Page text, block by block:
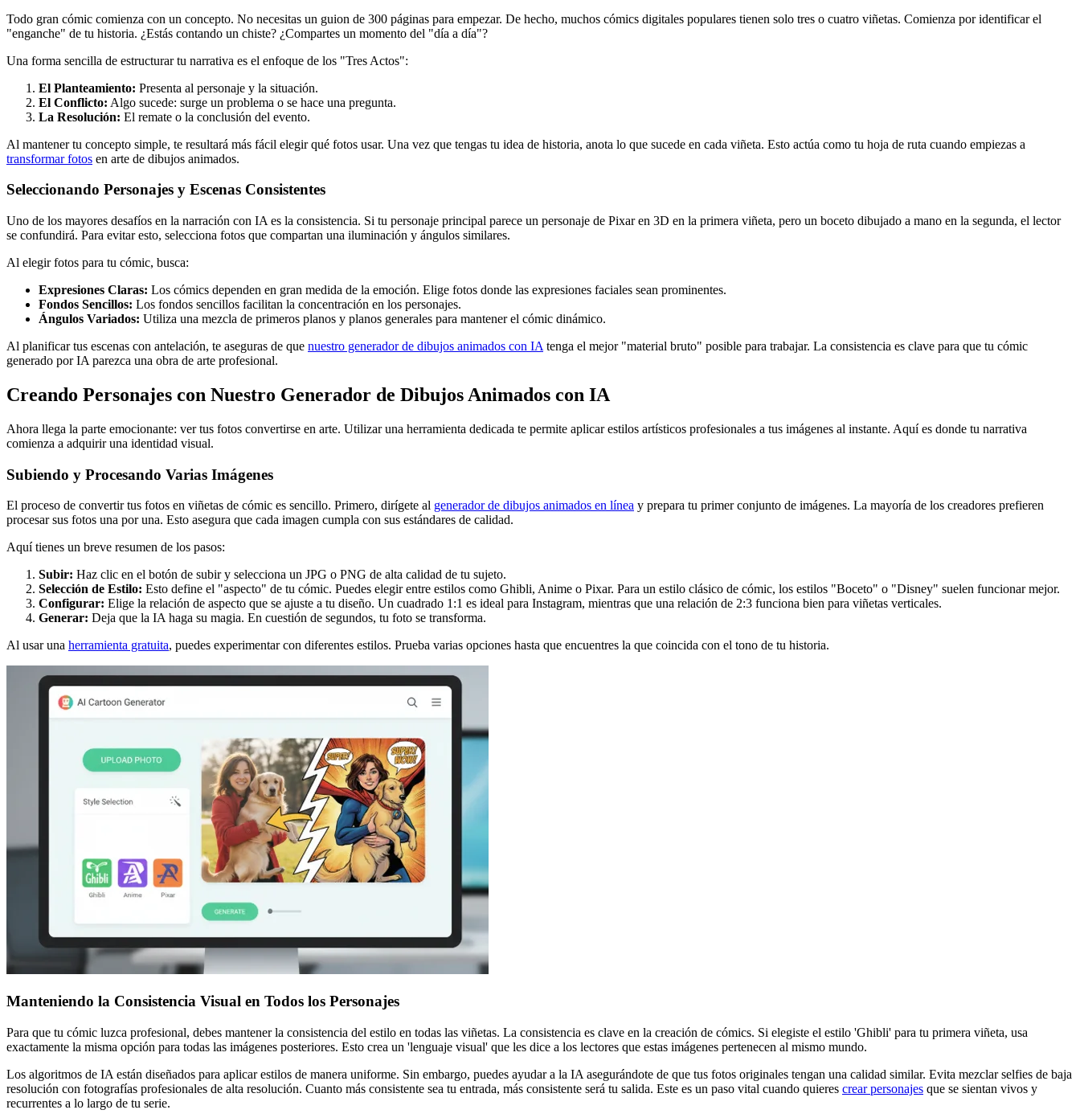
Todo gran cómic comienza con un concepto. No necesitas un guion de 300 páginas para empezar. De hecho, muchos cómics digitales populares tienen solo tres o cuatro viñetas. Comienza por identificar el
"enganche" de tu historia. ¿Estás contando un chiste? ¿Compartes un momento del "día a día"?
Una forma sencilla de estructurar tu narrativa es el enfoque de los "Tres Actos":
El Planteamiento: Presenta al personaje y la situación.
El Conflicto: Algo sucede: surge un problema o se hace una pregunta.
La Resolución: El remate o la conclusión del evento.
Al mantener tu concepto simple, te resultará más fácil elegir qué fotos usar. Una vez que tengas tu idea de historia, anota lo que sucede en cada viñeta. Esto actúa como tu hoja de ruta cuando empiezas a
transformar fotos en arte de dibujos animados.
Seleccionando Personajes y Escenas Consistentes
Uno de los mayores desafíos en la narración con IA es la consistencia. Si tu personaje principal parece un personaje de Pixar en 3D en la primera viñeta, pero un boceto dibujado a mano en la segunda, el lector
se confundirá. Para evitar esto, selecciona fotos que compartan una iluminación y ángulos similares.
Al elegir fotos para tu cómic, busca:
Expresiones Claras: Los cómics dependen en gran medida de la emoción. Elige fotos donde las expresiones faciales sean prominentes.
Fondos Sencillos: Los fondos sencillos facilitan la concentración en los personajes.
Ángulos Variados: Utiliza una mezcla de primeros planos y planos generales para mantener el cómic dinámico.
Al planificar tus escenas con antelación, te aseguras de que nuestro generador de dibujos animados con IA tenga el mejor "material bruto" posible para trabajar. La consistencia es clave para que tu cómic
generado por IA parezca una obra de arte profesional.
Creando Personajes con Nuestro Generador de Dibujos Animados con IA
Ahora llega la parte emocionante: ver tus fotos convertirse en arte. Utilizar una herramienta dedicada te permite aplicar estilos artísticos profesionales a tus imágenes al instante. Aquí es donde tu narrativa
comienza a adquirir una identidad visual.
Subiendo y Procesando Varias Imágenes
El proceso de convertir tus fotos en viñetas de cómic es sencillo. Primero, dirígete al generador de dibujos animados en línea y prepara tu primer conjunto de imágenes. La mayoría de los creadores prefieren
procesar sus fotos una por una. Esto asegura que cada imagen cumpla con sus estándares de calidad.
Aquí tienes un breve resumen de los pasos:
Subir: Haz clic en el botón de subir y selecciona un JPG o PNG de alta calidad de tu sujeto.
Selección de Estilo: Esto define el "aspecto" de tu cómic. Puedes elegir entre estilos como Ghibli, Anime o Pixar. Para un estilo clásico de cómic, los estilos "Boceto" o "Disney" suelen funcionar mejor.
Configurar: Elige la relación de aspecto que se ajuste a tu diseño. Un cuadrado 1:1 es ideal para Instagram, mientras que una relación de 2:3 funciona bien para viñetas verticales.
Generar: Deja que la IA haga su magia. En cuestión de segundos, tu foto se transforma.
Al usar una herramienta gratuita, puedes experimentar con diferentes estilos. Prueba varias opciones hasta que encuentres la que coincida con el tono de tu historia.
Manteniendo la Consistencia Visual en Todos los Personajes
Para que tu cómic luzca profesional, debes mantener la consistencia del estilo en todas las viñetas. La consistencia es clave en la creación de cómics. Si elegiste el estilo 'Ghibli' para tu primera viñeta, usa
exactamente la misma opción para todas las imágenes posteriores. Esto crea un 'lenguaje visual' que les dice a los lectores que estas imágenes pertenecen al mismo mundo.
Los algoritmos de IA están diseñados para aplicar estilos de manera uniforme. Sin embargo, puedes ayudar a la IA asegurándote de que tus fotos originales tengan una calidad similar. Evita mezclar selfies de baja
resolución con fotografías profesionales de alta resolución. Cuanto más consistente sea tu entrada, más consistente será tu salida. Este es un paso vital cuando quieres crear personajes que se sientan vivos y
recurrentes a lo largo de tu serie.